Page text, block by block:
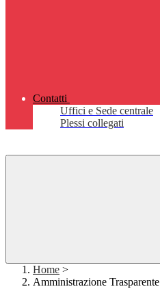
Contatti
Uffici e Sede centrale
Plessi collegati
Home >
Amministrazione Trasparente